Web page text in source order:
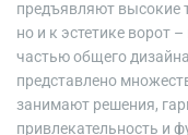
предъявляют высокие
но и к эстетике ворот
частью общего
представлено
занимают решения,
привлекательность и